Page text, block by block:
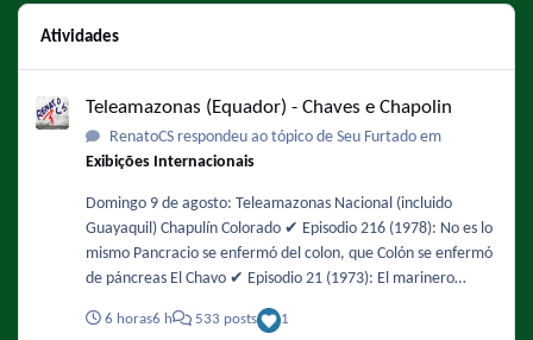
Atividades
Teleamazonas (Equador) - Chaves e Chapolin
RenatoCS respondeu ao tópico de Seu Furtado em
Exibições Internacionais
Domingo 9 de agosto: Teleamazonas Nacional (incluido
Guayaquil) Chapulín Colorado ✔️ Episodio 216 (1978): No es lo
mismo Pancracio se enfermó del colon, que Colón se enfermó
de páncreas El Chavo ✔️ Episodio 21 (1973): El marinero
mareado / Historias de terror ✔️ Episodio 44 (1974): Un ratero
en la vecindad Mañana será feriado y habrá fútbol en la
6 horas6 h 533 posts 1